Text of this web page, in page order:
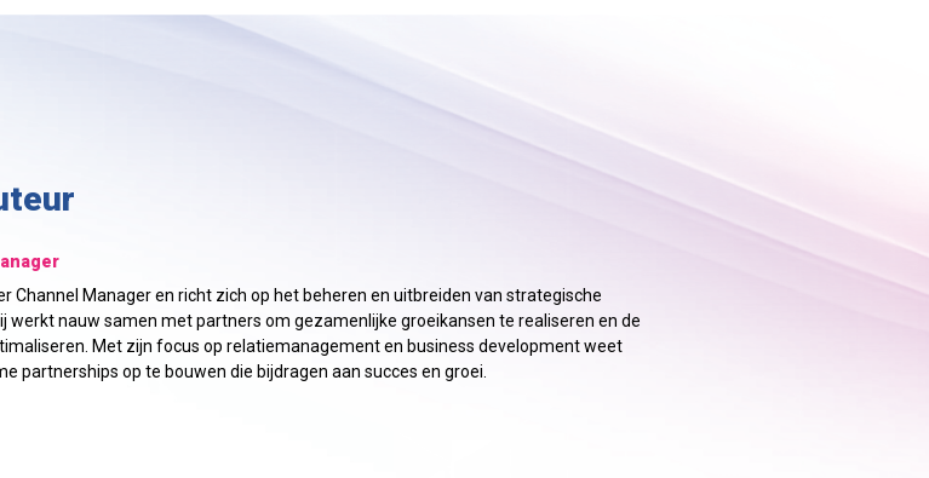
Channel Manager en richt zich op het beheren en uitbreiden van strategische
werkt nauw samen met partners om gezamenlijke groeikansen te realiseren en de
Met zijn focus op relatiemanagement en business development weet
partnerships op te bouwen die bijdragen aan succes en groei.